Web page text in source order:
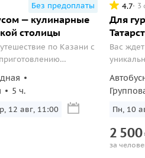
Без предоплаты
— кулинарные
столицы
по Казани с
5 ч.
12 авг, 11:00
4.7 3
Для
Вас
Пн, 10
2 500
за